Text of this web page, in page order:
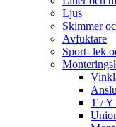
Ljus
Skimmer
Avfuktare
Sport- lek
T / Y